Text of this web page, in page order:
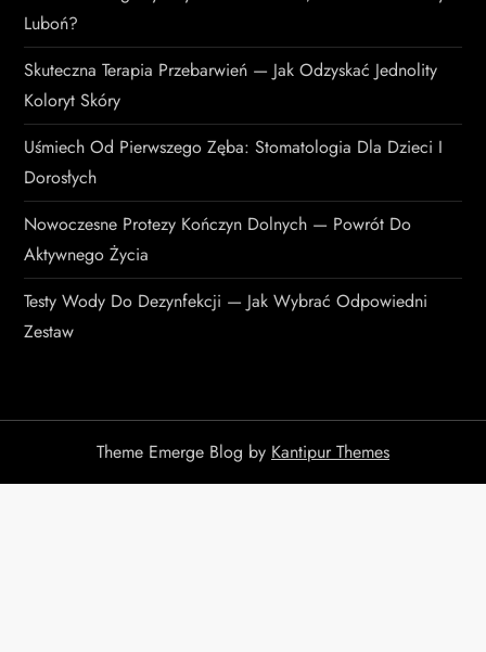
Luboń?
Skuteczna Terapia Przebarwień — Jak Odzyskać Jednolity
Koloryt Skóry
Uśmiech Od Pierwszego Zęba: Stomatologia Dla Dzieci I
Dorosłych
Nowoczesne Protezy Kończyn Dolnych — Powrót Do
Aktywnego Życia
Testy Wody Do Dezynfekcji — Jak Wybrać Odpowiedni
Zestaw
Theme Emerge Blog by Kantipur Themes